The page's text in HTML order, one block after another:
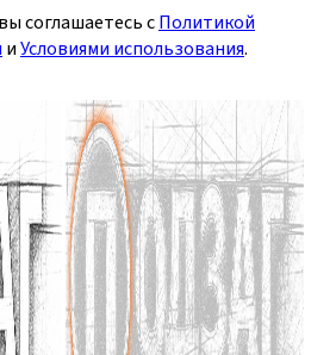
соглашаетесь сПолитикой
иУсловиями использования.